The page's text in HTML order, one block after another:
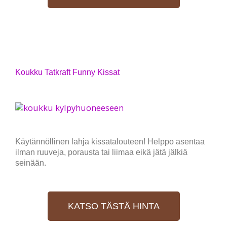
Koukku Tatkraft Funny Kissat
Käytännöllinen lahja kissatalouteen! Helppo asentaa
ilman ruuveja, porausta tai liimaa eikä jätä jälkiä
seinään.
KATSO TÄSTÄ HINTA